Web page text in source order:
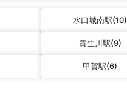
水口城南駅(10)
貴生川駅(9)
甲賀駅(6)